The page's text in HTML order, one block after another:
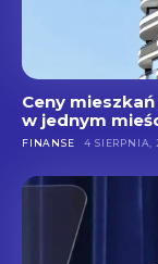
Ceny
w jednym
FINANSE 4 SIERPNIA,